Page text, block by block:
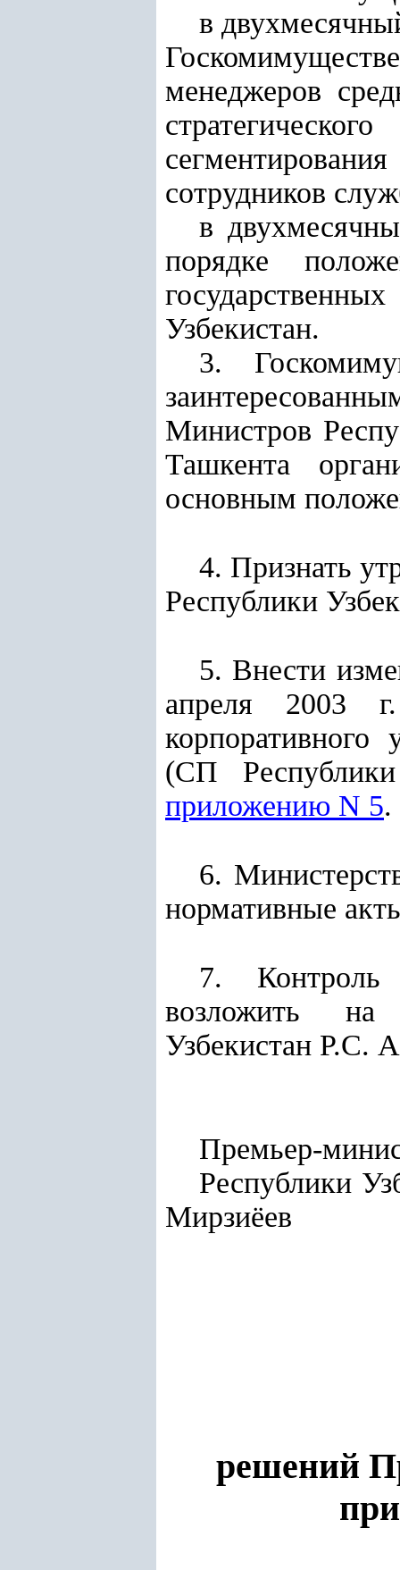
в
менеджеров
сотрудников
в
порядке
Узбекистан.
3.
Министров
Ташкента
основным
4. Признать
Республики
5. Внести
апреля 2003
корпоративного
(СП
приложению N 5.
6.
нормативные
7. Контроль
возложить на
Узбекистан Р.С.
Премьер-
Мирзиёев
решений